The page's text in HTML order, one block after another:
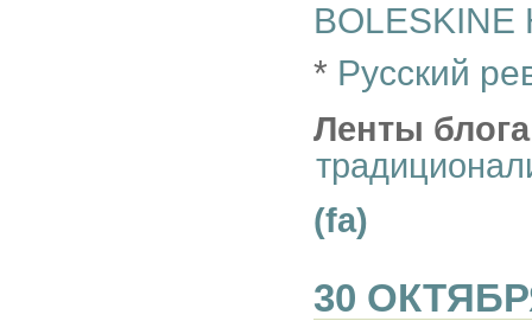
BOLESKINE
* Русский
Ленты
(fa)
30